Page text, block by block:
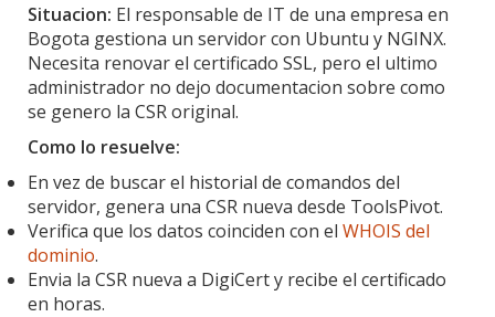
Situacion: El responsable de IT de una empresa en
Bogota gestiona un servidor con Ubuntu y NGINX.
Necesita renovar el certificado SSL, pero el ultimo
administrador no dejo documentacion sobre como
se genero la CSR original.
Como lo resuelve:
En vez de buscar el historial de comandos del
servidor, genera una CSR nueva desde ToolsPivot.
Verifica que los datos coinciden con el WHOIS del
dominio.
Envia la CSR nueva a DigiCert y recibe el certificado
en horas.